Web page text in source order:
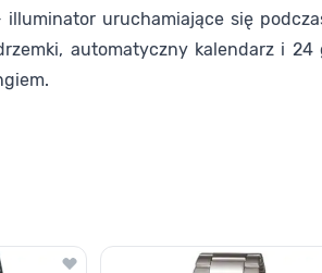
uruchamiające się
automatyczny kalendarz i
tabulacji. Możesz pominąć karuzelę